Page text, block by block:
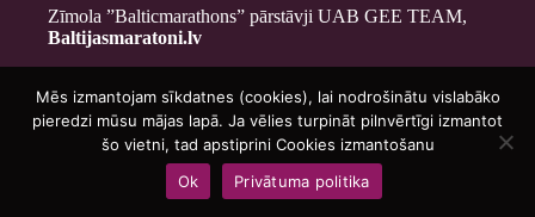
Zīmola ”Balticmarathons” pārstāvji UAB GEE TEAM,
Baltijasmaratoni.lv
Kontakti
Par mums
Brīvprātīgajiem
Privātuma politika
Copyright © 2026 - Baltijasmaratoni.lv
Mēs izmantojam sīkdatnes (cookies), lai nodrošinātu vislabāko
pieredzi mūsu mājas lapā. Ja vēlies turpināt pilnvērtīgi izmantot
šo vietni, tad apstiprini Cookies izmantošanu
Ok
Privātuma politika